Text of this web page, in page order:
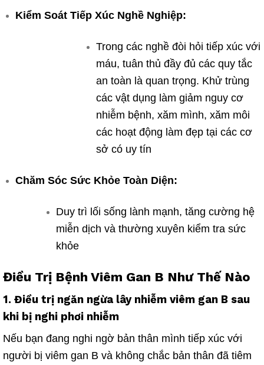
Kiểm Soát Tiếp Xúc Nghề Nghiệp:
Trong các nghề đòi hỏi tiếp xúc với
máu, tuân thủ đầy đủ các quy tắc
an toàn là quan trọng. Khử trùng
các vật dụng làm giảm nguy cơ
nhiễm bệnh, xăm mình, xăm môi
các hoạt động làm đẹp tại các cơ
sở có uy tín
Chăm Sóc Sức Khỏe Toàn Diện:
Duy trì lối sống lành mạnh, tăng cường hệ
miễn dịch và thường xuyên kiểm tra sức
khỏe
Điều Trị Bệnh Viêm Gan B Như Thế Nào
1. Điều trị ngăn ngừa lây nhiễm viêm gan B sau
khi bị nghi phơi nhiễm
Nếu bạn đang nghi ngờ bản thân mình tiếp xúc với
người bị viêm gan B và không chắc bản thân đã tiêm